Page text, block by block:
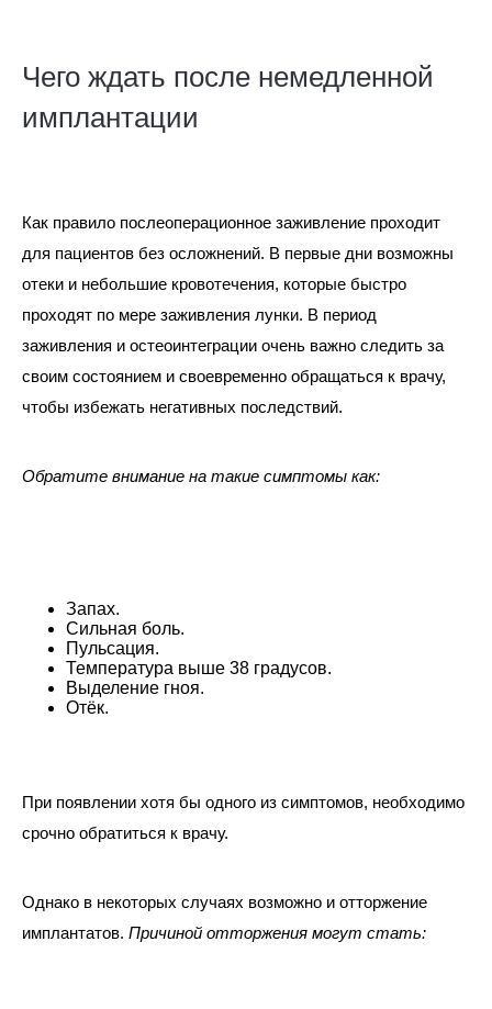
Чего ждать после немедленной
имплантации
Как правило послеоперационное заживление проходит
для пациентов без осложнений. В первые дни возможны
отеки и небольшие кровотечения, которые быстро
проходят по мере заживления лунки. В период
заживления и остеоинтеграции очень важно следить за
своим состоянием и своевременно обращаться к врачу,
чтобы избежать негативных последствий.
Обратите внимание на такие симптомы как:
Запах.
Сильная боль.
Пульсация.
Температура выше 38 градусов.
Выделение гноя.
Отёк.
При появлении хотя бы одного из симптомов, необходимо
срочно обратиться к врачу.
Однако в некоторых случаях возможно и отторжение
имплантатов. Причиной отторжения могут стать: